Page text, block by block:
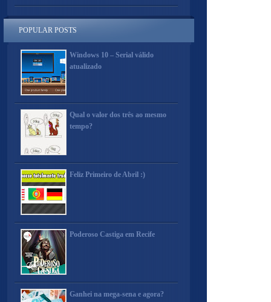
POPULAR POSTS
Windows 10 – Serial válido
atualizado
Qual o valor dos três ao mesmo
tempo?
Feliz Primeiro de Abril :)
Poderoso Castiga em Recife
Ganhei na mega-sena e agora?